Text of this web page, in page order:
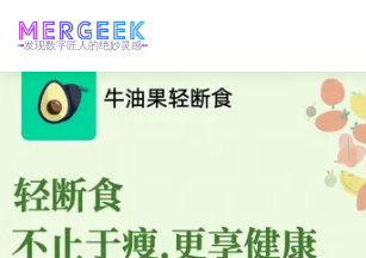
发现数字匠人的绝妙灵感